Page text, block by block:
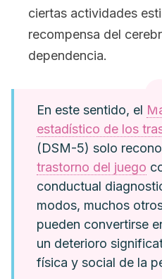
ciertas actividades
recompensa del
dependencia.
En este sentido, el
estadístico de los
(DSM-5) solo
trastorno del juego
conductual
modos, muchos
pueden convertirse
un deterioro
física y social de la